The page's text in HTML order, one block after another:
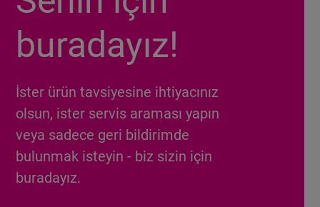
buradayız!
İster ürün tavsiyesine ihtiyacınız
olsun, ister servis araması yapın
veya sadece geri bildirimde
bulunmak isteyin - biz sizin için
buradayız.